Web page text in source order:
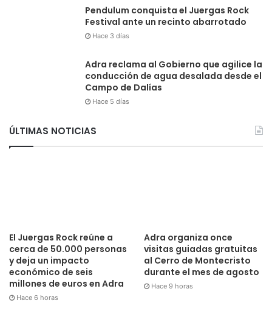
Pendulum conquista el Juergas Rock
Festival ante un recinto abarrotado
Hace 3 días
Adra reclama al Gobierno que agilice la
conducción de agua desalada desde el
Campo de Dalías
Hace 5 días
ÚLTIMAS NOTICIAS
El Juergas Rock reúne a
cerca de 50.000 personas
y deja un impacto
económico de seis
millones de euros en Adra
Hace 6 horas
Adra organiza once
visitas guiadas gratuitas
al Cerro de Montecristo
durante el mes de agosto
Hace 9 horas